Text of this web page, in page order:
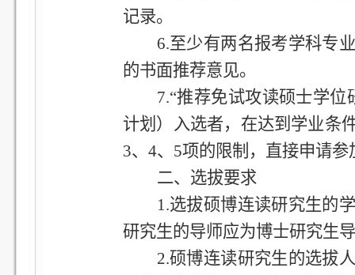
记录。
6.至少有两名报考学科专
的书面推荐意见。
7.“推荐免试攻读硕士学
计划）入选者，在达到学业条
3、4、5项的限制，直接申请参
二、选拔要求
1.选拔硕博连读研究生的
研究生的导师应为博士研究生
2.硕博连读研究生的选拔